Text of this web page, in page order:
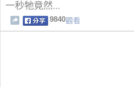
一秒牠竟然...
9840觀看